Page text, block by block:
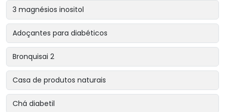
3 magnésios inositol
Adoçantes para diabéticos
Bronquisai 2
Casa de produtos naturais
Chá diabetil